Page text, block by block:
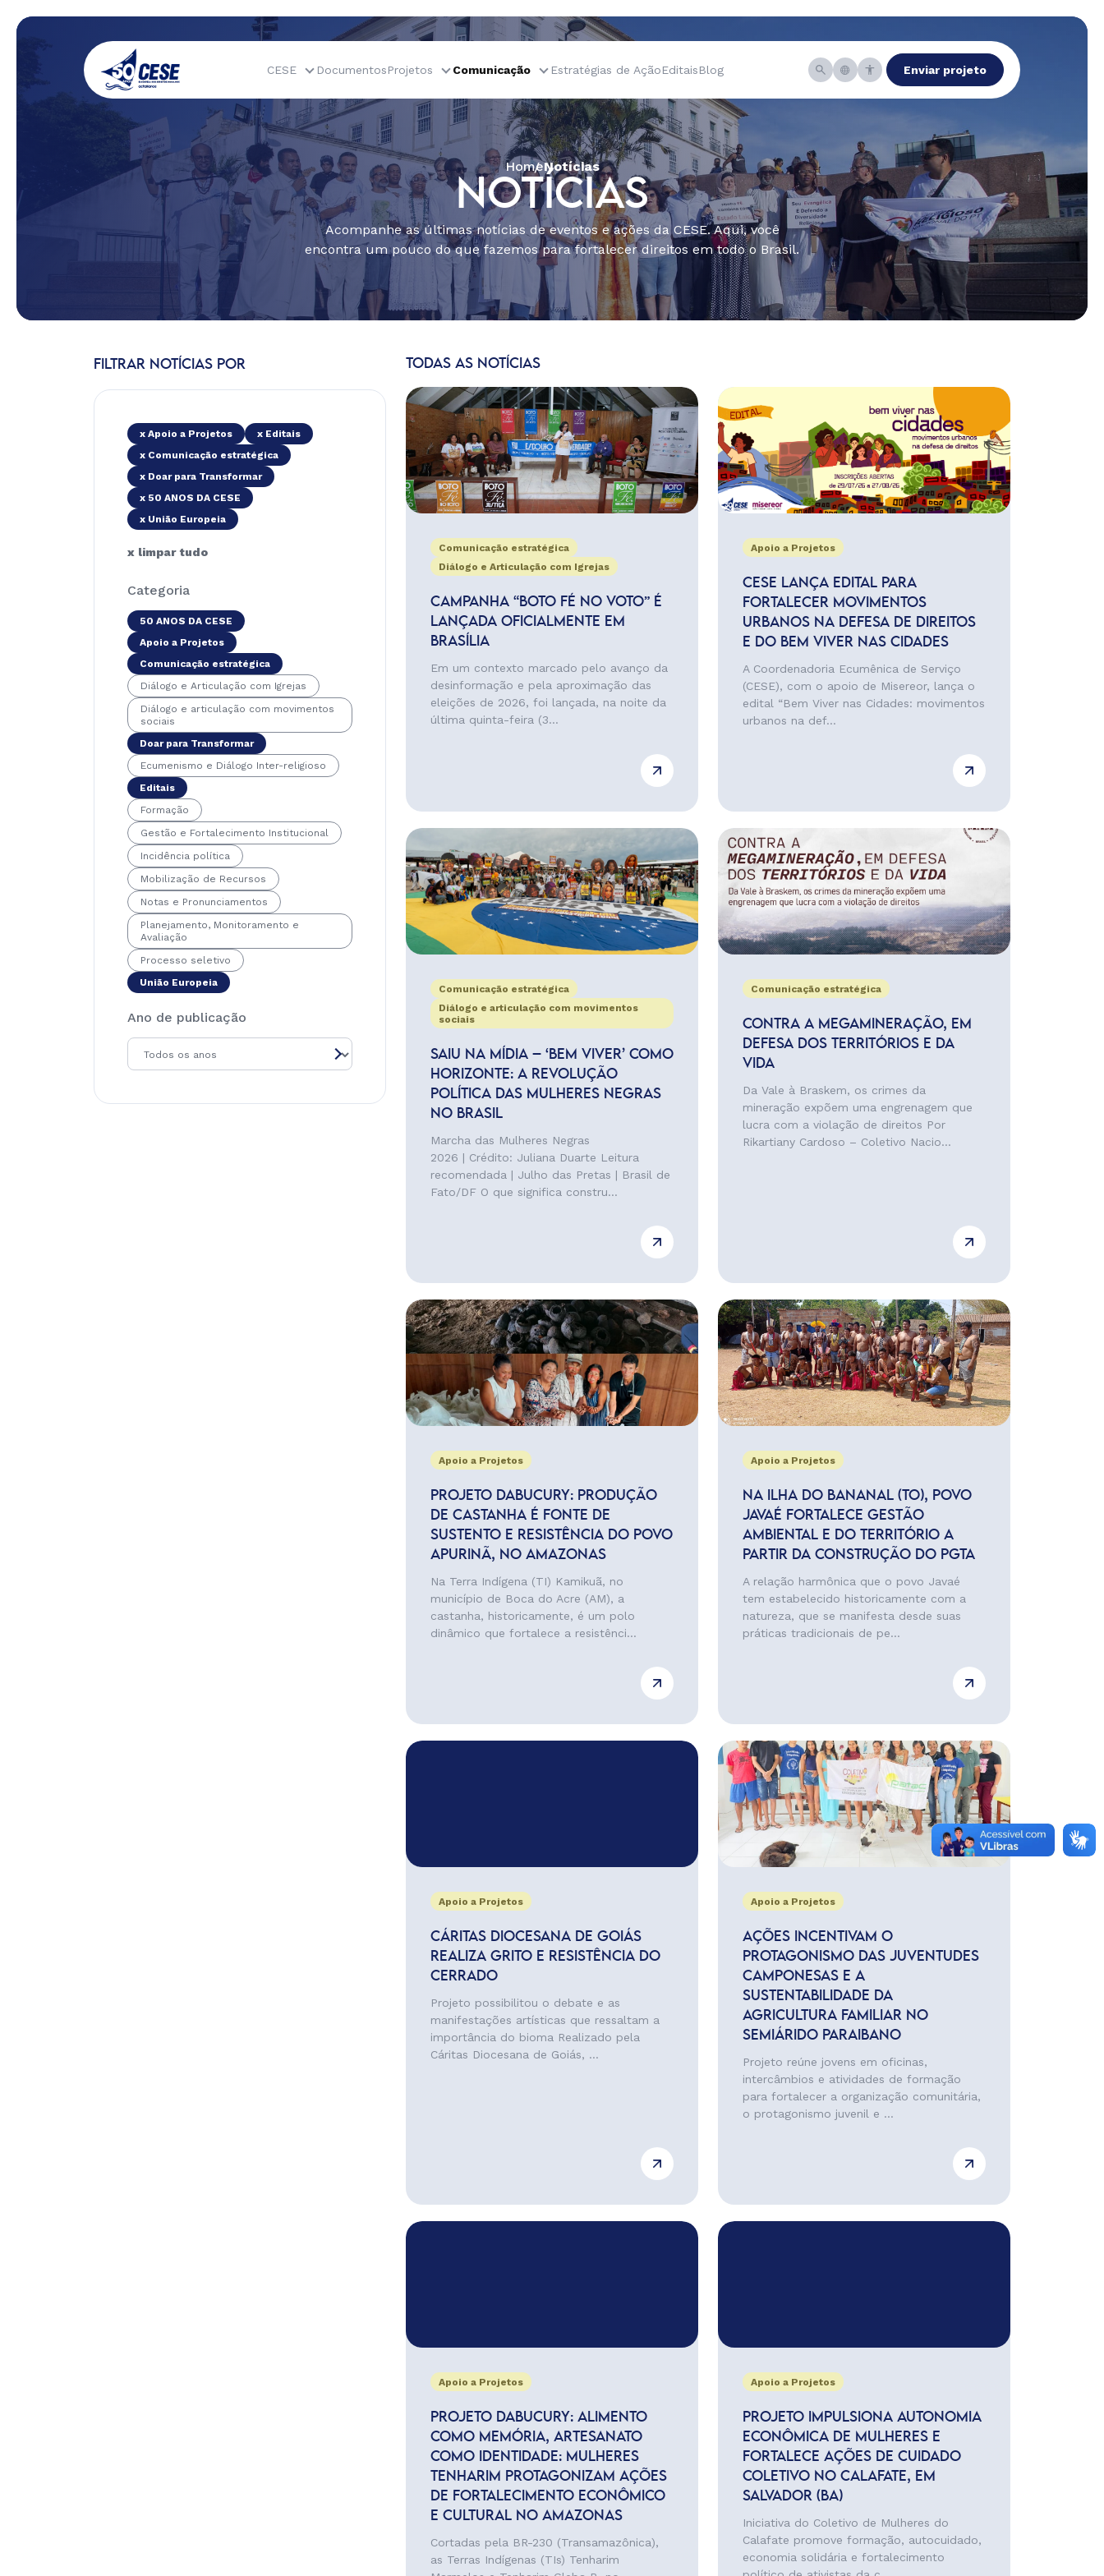
CESE DocumentosProjetos Comunicação Estratégias de AçãoEditaisBlog Enviar projeto
HomeNotícias
NOTÍCIAS
Acompanhe as últimas notícias de eventos e ações da CESE. Aqui, você
encontra um pouco do que fazemos para fortalecer direitos em todo o Brasil.
FILTRAR NOTÍCIAS POR
x Apoio a Projetos
x Editais
x Comunicação estratégica
x Doar para Transformar
x 50 ANOS DA CESE
x União Europeia
x limpar tudo
Categoria
50 ANOS DA CESE
Apoio a Projetos
Comunicação estratégica
Diálogo e Articulação com Igrejas
Diálogo e articulação com movimentos
sociais
Doar para Transformar
Ecumenismo e Diálogo Inter-religioso
Editais
Formação
Gestão e Fortalecimento Institucional
Incidência política
Mobilização de Recursos
Notas e Pronunciamentos
Planejamento, Monitoramento e
Avaliação
Processo seletivo
União Europeia
Ano de publicação
TODAS AS NOTÍCIAS
Comunicação estratégica
Diálogo e Articulação com Igrejas
CAMPANHA “BOTO FÉ NO VOTO” É
LANÇADA OFICIALMENTE EM
BRASÍLIA
Em um contexto marcado pelo avanço da
desinformação e pela aproximação das
eleições de 2026, foi lançada, na noite da
última quinta-feira (3...
Apoio a Projetos
CESE LANÇA EDITAL PARA
FORTALECER MOVIMENTOS
URBANOS NA DEFESA DE DIREITOS
E DO BEM VIVER NAS CIDADES
A Coordenadoria Ecumênica de Serviço
(CESE), com o apoio de Misereor, lança o
edital “Bem Viver nas Cidades: movimentos
urbanos na def...
Comunicação estratégica
Diálogo e articulação com movimentos
sociais
SAIU NA MÍDIA – ‘BEM VIVER’ COMO
HORIZONTE: A REVOLUÇÃO
POLÍTICA DAS MULHERES NEGRAS
NO BRASIL
Marcha das Mulheres Negras
2026 | Crédito: Juliana Duarte Leitura
recomendada | Julho das Pretas | Brasil de
Fato/DF O que significa constru...
Comunicação estratégica
CONTRA A MEGAMINERAÇÃO, EM
DEFESA DOS TERRITÓRIOS E DA
VIDA
Da Vale à Braskem, os crimes da
mineração expõem uma engrenagem que
lucra com a violação de direitos Por
Rikartiany Cardoso – Coletivo Nacio...
Apoio a Projetos
PROJETO DABUCURY: PRODUÇÃO
DE CASTANHA É FONTE DE
SUSTENTO E RESISTÊNCIA DO POVO
APURINÃ, NO AMAZONAS
Na Terra Indígena (TI) Kamikuã, no
município de Boca do Acre (AM), a
castanha, historicamente, é um polo
dinâmico que fortalece a resistênci...
Apoio a Projetos
NA ILHA DO BANANAL (TO), POVO
JAVAÉ FORTALECE GESTÃO
AMBIENTAL E DO TERRITÓRIO A
PARTIR DA CONSTRUÇÃO DO PGTA
A relação harmônica que o povo Javaé
tem estabelecido historicamente com a
natureza, que se manifesta desde suas
práticas tradicionais de pe...
Apoio a Projetos
CÁRITAS DIOCESANA DE GOIÁS
REALIZA GRITO E RESISTÊNCIA DO
CERRADO
Projeto possibilitou o debate e as
manifestações artísticas que ressaltam a
importância do bioma Realizado pela
Cáritas Diocesana de Goiás, ...
Apoio a Projetos
AÇÕES INCENTIVAM O
PROTAGONISMO DAS JUVENTUDES
CAMPONESAS E A
SUSTENTABILIDADE DA
AGRICULTURA FAMILIAR NO
SEMIÁRIDO PARAIBANO
Projeto reúne jovens em oficinas,
intercâmbios e atividades de formação
para fortalecer a organização comunitária,
o protagonismo juvenil e ...
Apoio a Projetos
PROJETO DABUCURY: ALIMENTO
COMO MEMÓRIA, ARTESANATO
COMO IDENTIDADE: MULHERES
TENHARIM PROTAGONIZAM AÇÕES
DE FORTALECIMENTO ECONÔMICO
E CULTURAL NO AMAZONAS
Cortadas pela BR-230 (Transamazônica),
as Terras Indígenas (TIs) Tenharim
Apoio a Projetos
PROJETO IMPULSIONA AUTONOMIA
ECONÔMICA DE MULHERES E
FORTALECE AÇÕES DE CUIDADO
COLETIVO NO CALAFATE, EM
SALVADOR (BA)
Iniciativa do Coletivo de Mulheres do
Calafate promove formação, autocuidado,
economia solidária e fortalecimento